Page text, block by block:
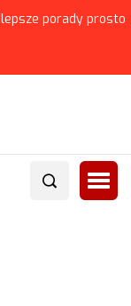
porady prosto